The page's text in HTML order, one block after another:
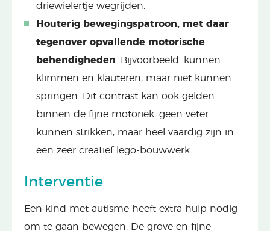
driewielertje wegrijden.
Houterig bewegingspatroon, met daar
tegenover opvallende motorische
behendigheden . Bijvoorbeeld: kunnen
klimmen en klauteren, maar niet kunnen
springen. Dit contrast kan ook gelden
binnen de fijne motoriek: geen veter
kunnen strikken, maar heel vaardig zijn in
een zeer creatief lego-bouwwerk.
Interventie
Een kind met autisme heeft extra hulp nodig
om te gaan bewegen. De grove en fijne